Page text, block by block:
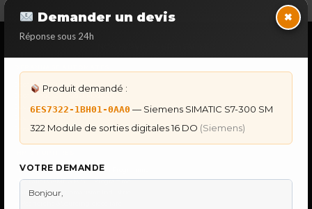
Demander un devis
Réponse sous 24h
×
Produit demandé :
6ES7322-1BH01-0AA0 — Siemens SIMATIC S7-300 SM
322 Module de sorties digitales 16 DO (Siemens)
VOTRE DEMANDE
Dépannage Siemens S7
Dépannage Omron Sysmac
Dépannage ABB AC500
IHM Lauer PCS — Récupération Programme
IHM Lauer GAME & PCS — Programme
Maintenance Automatisme Industriel